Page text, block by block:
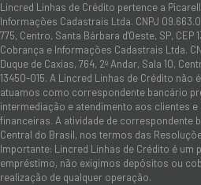
Lincred Linhas de Crédito pertence a
Informações Cadastrais Ltda. CNPJ
775, Centro, Santa Bárbara d'Oeste, SP,
Cobrança e Informações Cadastrais Ltda.
Duque de Caxias, 764, 2º Andar, Sala 10,
13450-015. A Lincred Linhas de Crédito não
atuamos como correspondente bancário
intermediação e atendimento aos clientes
financeiras. A atividade de correspondente
Central do Brasil, nos termos das
Importante: Lincred Linhas de Crédito é um
empréstimo, não exigimos depósitos ou
realização de qualquer operação.